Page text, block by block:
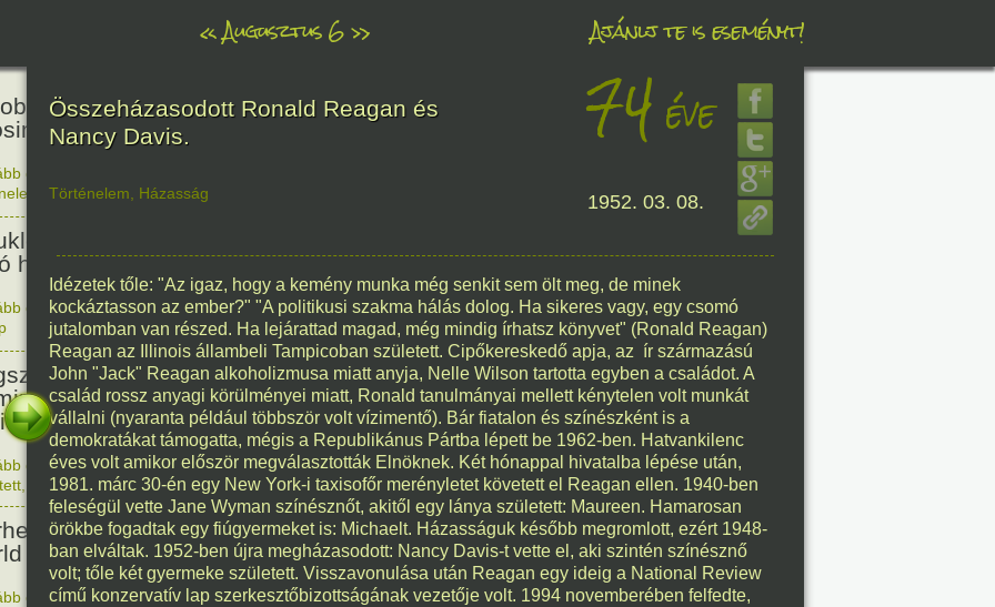
«Augusztus 6» Ajánlj te is eseményt!
az első atombombát
81
olvasom
fegyverek betiltásáért
harc világnapja
48éve
olvasom|Nincs hozzászólás, szólj hozzá!
1978. 08. 06.
Sir Alexander
Nobel-díjas angol orvos, a
felfedezője.
145éve
olvasom|1 hozzászólás, szólj Te is hozzá!
Alkotás 1881. 08. 06.
vált az első ismert
Wide Web oldal.
35éve
olvasom|Nincs hozzászólás, szólj hozzá!
Összeházasodott Ronald Reagan és
Nancy Davis.
74 éve
Történelem Házasság 1952. 03. 08.
Idézetek tőle: "Az igaz, hogy a kemény munka még senkit sem ölt meg, de minek
kockáztasson az ember?" "A politikusi szakma hálás dolog. Ha sikeres vagy, egy csomó
jutalomban van részed. Ha lejárattad magad, még mindig írhatsz könyvet" (Ronald Reagan)
Reagan az Illinois állambeli Tampicoban született. Cipőkereskedő apja, az ír származású
John "Jack" Reagan alkoholizmusa miatt anyja, Nelle Wilson tartotta egyben a családot. A
család rossz anyagi körülményei miatt, Ronald tanulmányai mellett kénytelen volt munkát
vállalni (nyaranta például többször volt vízimentő). Bár fiatalon és színészként is a
demokratákat támogatta, mégis a Republikánus Pártba lépett be 1962-ben. Hatvankilenc
éves volt amikor először megválasztották Elnöknek. Két hónappal hivatalba lépése után,
1981. márc 30-én egy New York-i taxisofőr merényletet követett el Reagan ellen. 1940-ben
feleségül vette Jane Wyman színésznőt, akitől egy lánya született: Maureen. Hamarosan
örökbe fogadtak egy fiúgyermeket is: Michaelt. Házasságuk később megromlott, ezért 1948-
ban elváltak. 1952-ben újra megházasodott: Nancy Davis-t vette el, aki szintén színésznő
volt; tőle két gyermeke született. Visszavonulása után Reagan egy ideig a National Review
című konzervatív lap szerkesztőbizottságának vezetője volt. 1994 novemberében felfedte,